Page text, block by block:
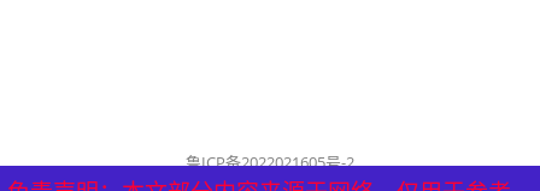
鲁ICP备2022021605号-2
公司名称：历城泰山健康管理中心